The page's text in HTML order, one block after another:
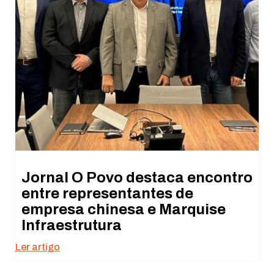
Jornal O Povo destaca encontro
entre representantes de
empresa chinesa e Marquise
Infraestrutura
Ler artigo